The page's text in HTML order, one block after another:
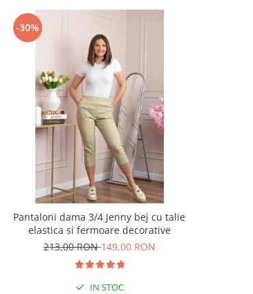
-30%
Pantaloni dama 3/4 Jenny bej cu talie
elastica si fermoare decorative
213,00 RON149,00 RON
IN STOC